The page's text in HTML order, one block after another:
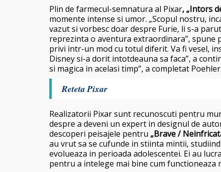
Plin de farmecul-semnatura al Pixar, „Intors
momente intense si umor. „Scopul nostru,
vazut si vorbesc doar despre Furie, li s-a
reprezinta o aventura extraordinara”, spune
privi intr-un mod cu totul diferit. Va fi vesel,
Disney si-a dorit intotdeauna sa faca”, a
si magica in acelasi timp”, a completat Poehler.
Reteta Pixar
Realizatorii Pixar sunt recunoscuti pentru
despre a deveni un expert in designul de
descoperi peisajele pentru „Brave /
au vrut sa se cufunde in stiinta mintii,
evolueaza in perioada adolescentei. Ei au
pentru a intelege mai bine cum functioneaza